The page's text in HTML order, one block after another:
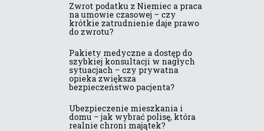
Zwrot podatku z Niemiec a praca
na umowie czasowej – czy
krótkie zatrudnienie daje prawo
do zwrotu?
Pakiety medyczne a dostęp do
szybkiej konsultacji w nagłych
sytuacjach – czy prywatna
opieka zwiększa
bezpieczeństwo pacjenta?
Ubezpieczenie mieszkania i
domu – jak wybrać polisę, która
realnie chroni majątek?